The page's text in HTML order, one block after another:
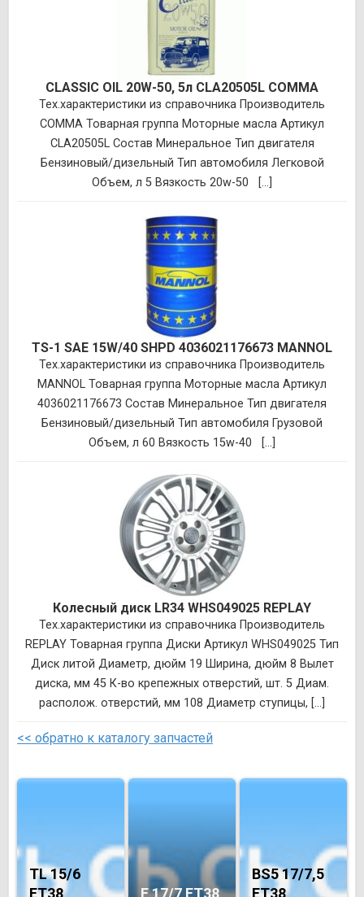
CLASSIC OIL 20W-50, 5л CLA20505L COMMA
Тех.характеристики из справочника Производитель
COMMA Товарная группа Моторные масла Артикул
CLA20505L Состав Минеральное Тип двигателя
Бензиновый/дизельный Тип автомобиля Легковой
Объем, л 5 Вязкость 20w-50 [...]
TS-1 SAE 15W/40 SHPD 4036021176673 MANNOL
Тех.характеристики из справочника Производитель
MANNOL Товарная группа Моторные масла Артикул
4036021176673 Состав Минеральное Тип двигателя
Бензиновый/дизельный Тип автомобиля Грузовой
Объем, л 60 Вязкость 15w-40 [...]
Колесный диск LR34 WHS049025 REPLAY
Тех.характеристики из справочника Производитель
REPLAY Товарная группа Диски Артикул WHS049025 Тип
Диск литой Диаметр, дюйм 19 Ширина, дюйм 8 Вылет
диска, мм 45 К-во крепежных отверстий, шт. 5 Диам.
располож. отверстий, мм 108 Диаметр ступицы, [...]
<< обратно к каталогу запчастей
TL 15/6
ET38
F 17/7 ET38
BS5 17/7,5
ET38